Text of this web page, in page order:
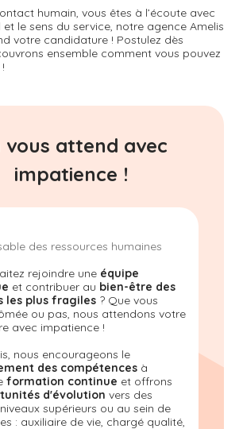
humain, vous êtes à l’écoute avec
le sens du service, notre agence Amelis
votre candidature ! Postulez dès
ensemble comment vous pouvez
vous attend avec
impatience !
des ressources humaines
rejoindre une équipe
et contribuer au bien-être des
les plus fragiles ? Que vous
ou pas, nous attendons votre
avec impatience !
nous encourageons le
des compétences à
formation continue et offrons
d'évolution vers des
supérieurs ou au sein de
: auxiliaire de vie, chargé qualité,